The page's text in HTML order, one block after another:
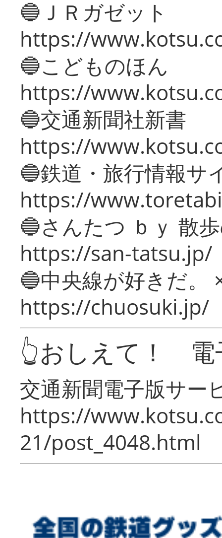
🔵ＪＲガゼット
https://
🔵こどものほん
https://
🔵交通新聞社新書
https://
🔵鉄道・旅行情報サ
https://
🔵さんたつ ｂｙ 散
https://san-tatsu.jp/
🔵中央線が好きだ。
https://chuosuki.jp/
👆おしえて！ 電
交通新聞電子版サー
https://
21/post_4048.html